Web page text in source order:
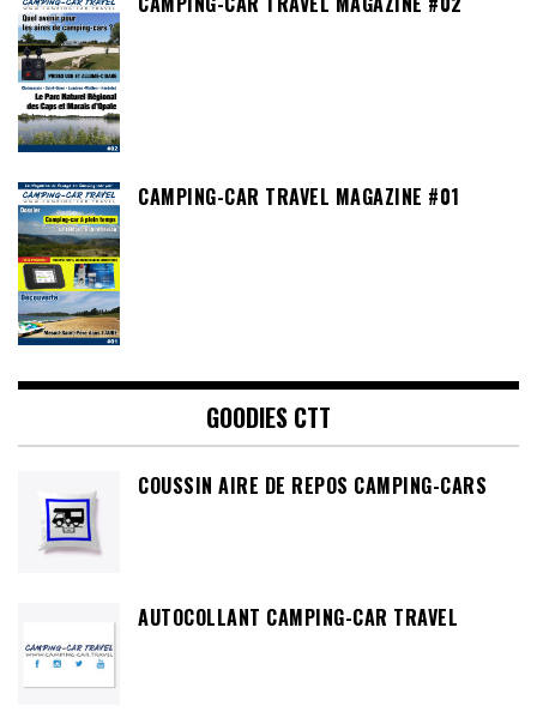
CAMPING-CAR TRAVEL MAGAZINE #01
GOODIES CTT
COUSSIN AIRE DE REPOS CAMPING-CARS
AUTOCOLLANT CAMPING-CAR TRAVEL